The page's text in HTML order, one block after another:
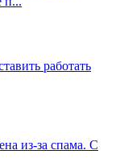
работать
из-за спама. С